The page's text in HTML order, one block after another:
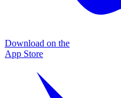
Download on the
App Store